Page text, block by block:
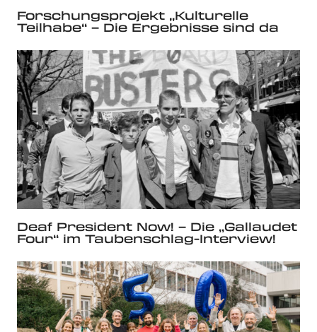
Forschungsprojekt „Kulturelle
Teilhabe“ – Die Ergebnisse sind da
Deaf President Now! – Die „Gallaudet
Four“ im Taubenschlag-Interview!